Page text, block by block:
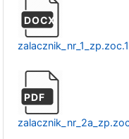
DOCX
PDF